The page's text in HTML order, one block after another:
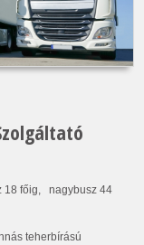
18 főig, nagybusz 44
teherbírású